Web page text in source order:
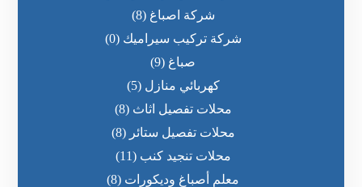
شركة اصباغ (8)
شركة تركيب سيراميك (0)
صباغ (9)
كهربائي منازل (5)
محلات تفصيل اثاث (8)
محلات تفصيل ستائر (8)
محلات تنجيد كنب (11)
معلم أصباغ وديكورات (8)